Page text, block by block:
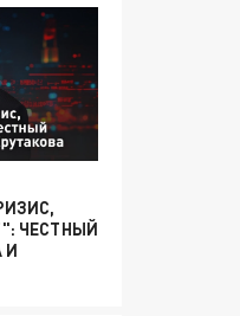
ЧЕСТНЫЙ
И